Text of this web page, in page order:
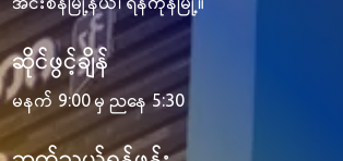
ဆိုင်ဖွင့်ချိန်
မနက် 9:00 မှ ညနေ 5:30